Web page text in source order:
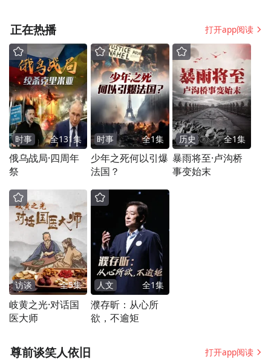
正在热播 打开app阅读
时事 全131集
俄乌战局·四周年
祭
时事 全1集
少年之死何以引爆
法国？
历史 全1集
暴雨将至·卢沟桥
事变始末
访谈 全5集
岐黄之光·对话国
医大师
人文 全1集
濮存昕：从心所
欲，不逾矩
尊前谈笑人依旧 打开app阅读